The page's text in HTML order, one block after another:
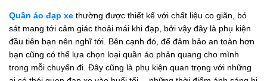
Quần áo đạp xe thường được thiết kế với chất liệu co giãn, bó
sát mang tới cảm giác thoải mái khi đạp, bởi vậy đây là phụ kiện
đầu tiên bạn nên nghĩ tới. Bên cạnh đó, để đảm bảo an toàn hơn
bạn cũng có thể lựa chọn loại quần áo phản quang cho mình
trong mỗi chuyến đi. Đây cũng là phụ kiện quan trọng với những